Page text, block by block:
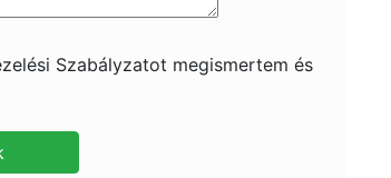
Szabályzatot megismertem és